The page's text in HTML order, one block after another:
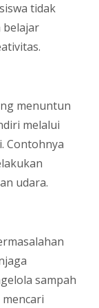
tidak
belajar
menuntun
melalui
Contohnya
udara.
sampah